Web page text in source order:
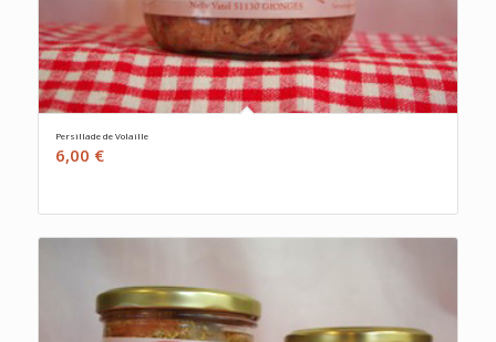
Persillade de Volaille
6,00 €